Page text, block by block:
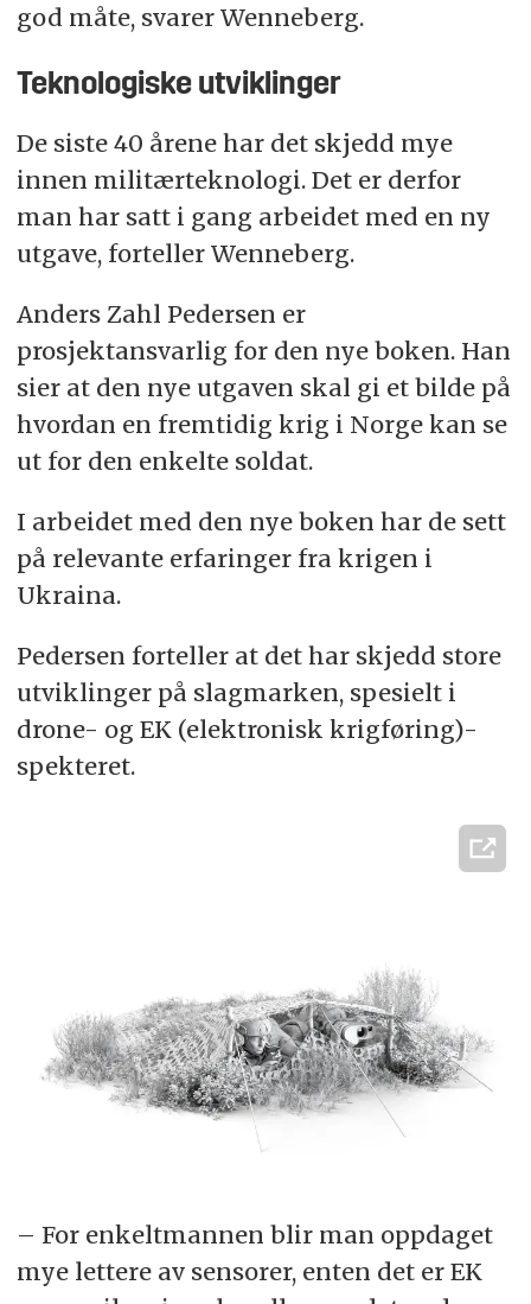
god måte, svarer Wenneberg.
Teknologiske utviklinger
De siste 40 årene har det skjedd mye
innen militærteknologi. Det er derfor
man har satt i gang arbeidet med en ny
utgave, forteller Wenneberg.
Anders Zahl Pedersen er
prosjektansvarlig for den nye boken. Han
sier at den nye utgaven skal gi et bilde på
hvordan en fremtidig krig i Norge kan se
ut for den enkelte soldat.
I arbeidet med den nye boken har de sett
på relevante erfaringer fra krigen i
Ukraina.
Pedersen forteller at det har skjedd store
utviklinger på slagmarken, spesielt i
drone- og EK (elektronisk krigføring)-
spekteret.
– For enkeltmannen blir man oppdaget
mye lettere av sensorer, enten det er EK